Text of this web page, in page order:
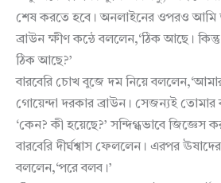
শেষ করতে হবে। অনলাইনের ওপরও আমি
ব্রাউন ক্ষীণ কন্ঠে বললেন,‘ঠিক আছে।
ঠিক আছে?’
বারবেরি চোখ বুজে দম নিয়ে
গোয়েন্দা দরকার ব্রাউন। সেজন্যই তোমার
‘কেন? কী হয়েছে?’ সন্দিগ্ধভাবে জিজ্ঞেস
বারবেরি দীর্ঘশ্বাস ফেললেন। এরপর
বললেন,‘পরে বলব।’